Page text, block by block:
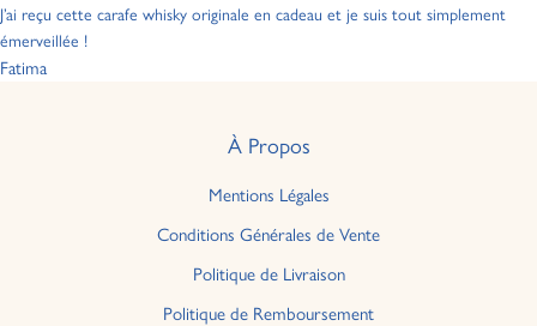
J’ai reçu cette carafe whisky originale en cadeau et je suis tout simplement
émerveillée !
Fatima
À Propos
Mentions Légales
Conditions Générales de Vente
Politique de Livraison
Politique de Remboursement